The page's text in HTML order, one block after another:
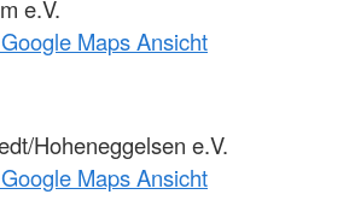
e.V.
Maps Ansicht
Hoheneggelsen e.V.
Maps Ansicht